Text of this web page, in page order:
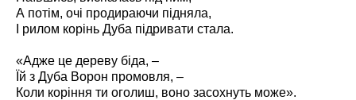
А потім, очі продираючи підняла,
І рилом корінь Дуба підривати стала.
«Адже це дереву біда, –
Їй з Дуба Ворон промовля, –
Коли коріння ти оголиш, воно засохнуть може».